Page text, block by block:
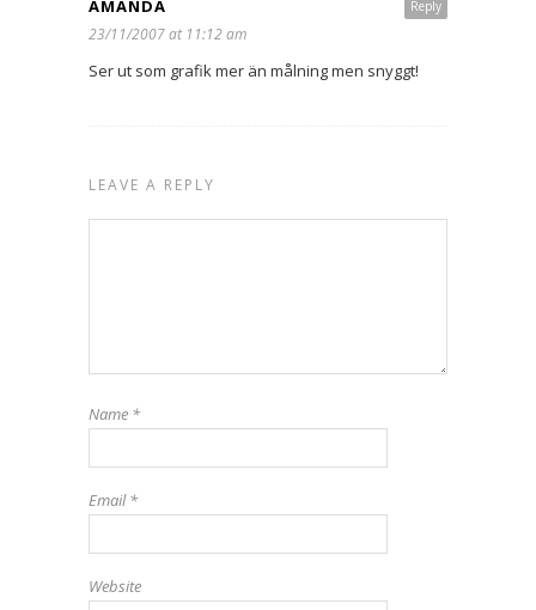
Reply
AMANDA
23/11/2007 at 11:12 am
Ser ut som grafik mer än målning men snyggt!
LEAVE A REPLY
Name *
Email*
Website